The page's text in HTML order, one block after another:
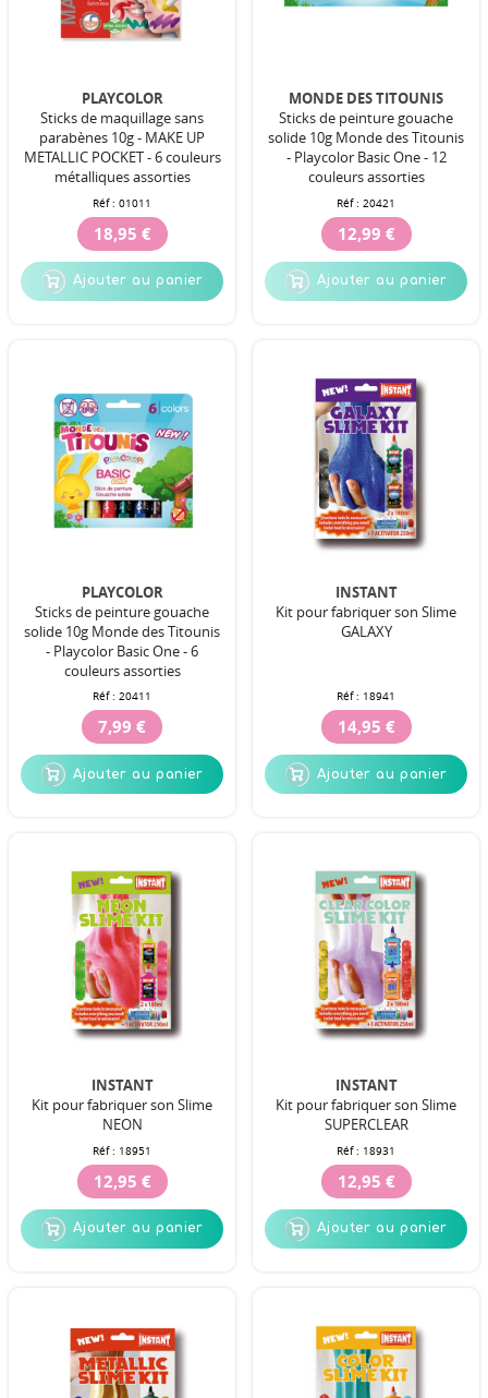
PLAYCOLOR
Sticks de maquillage sans
parabènes 10g - MAKE UP
METALLIC POCKET - 6 couleurs
métalliques assorties
Réf : 01011
18,95 €
Ajouter au panier
MONDE DES TITOUNIS
Sticks de peinture gouache
solide 10g Monde des Titounis
- Playcolor Basic One - 12
couleurs assorties
Réf : 20421
12,99 €
Ajouter au panier
PLAYCOLOR
Sticks de peinture gouache
solide 10g Monde des Titounis
- Playcolor Basic One - 6
couleurs assorties
Réf : 20411
7,99 €
Ajouter au panier
INSTANT
Kit pour fabriquer son Slime
GALAXY
Réf : 18941
14,95 €
Ajouter au panier
INSTANT
Kit pour fabriquer son Slime
NEON
Réf : 18951
12,95 €
Ajouter au panier
INSTANT
Kit pour fabriquer son Slime
SUPERCLEAR
Réf : 18931
12,95 €
Ajouter au panier